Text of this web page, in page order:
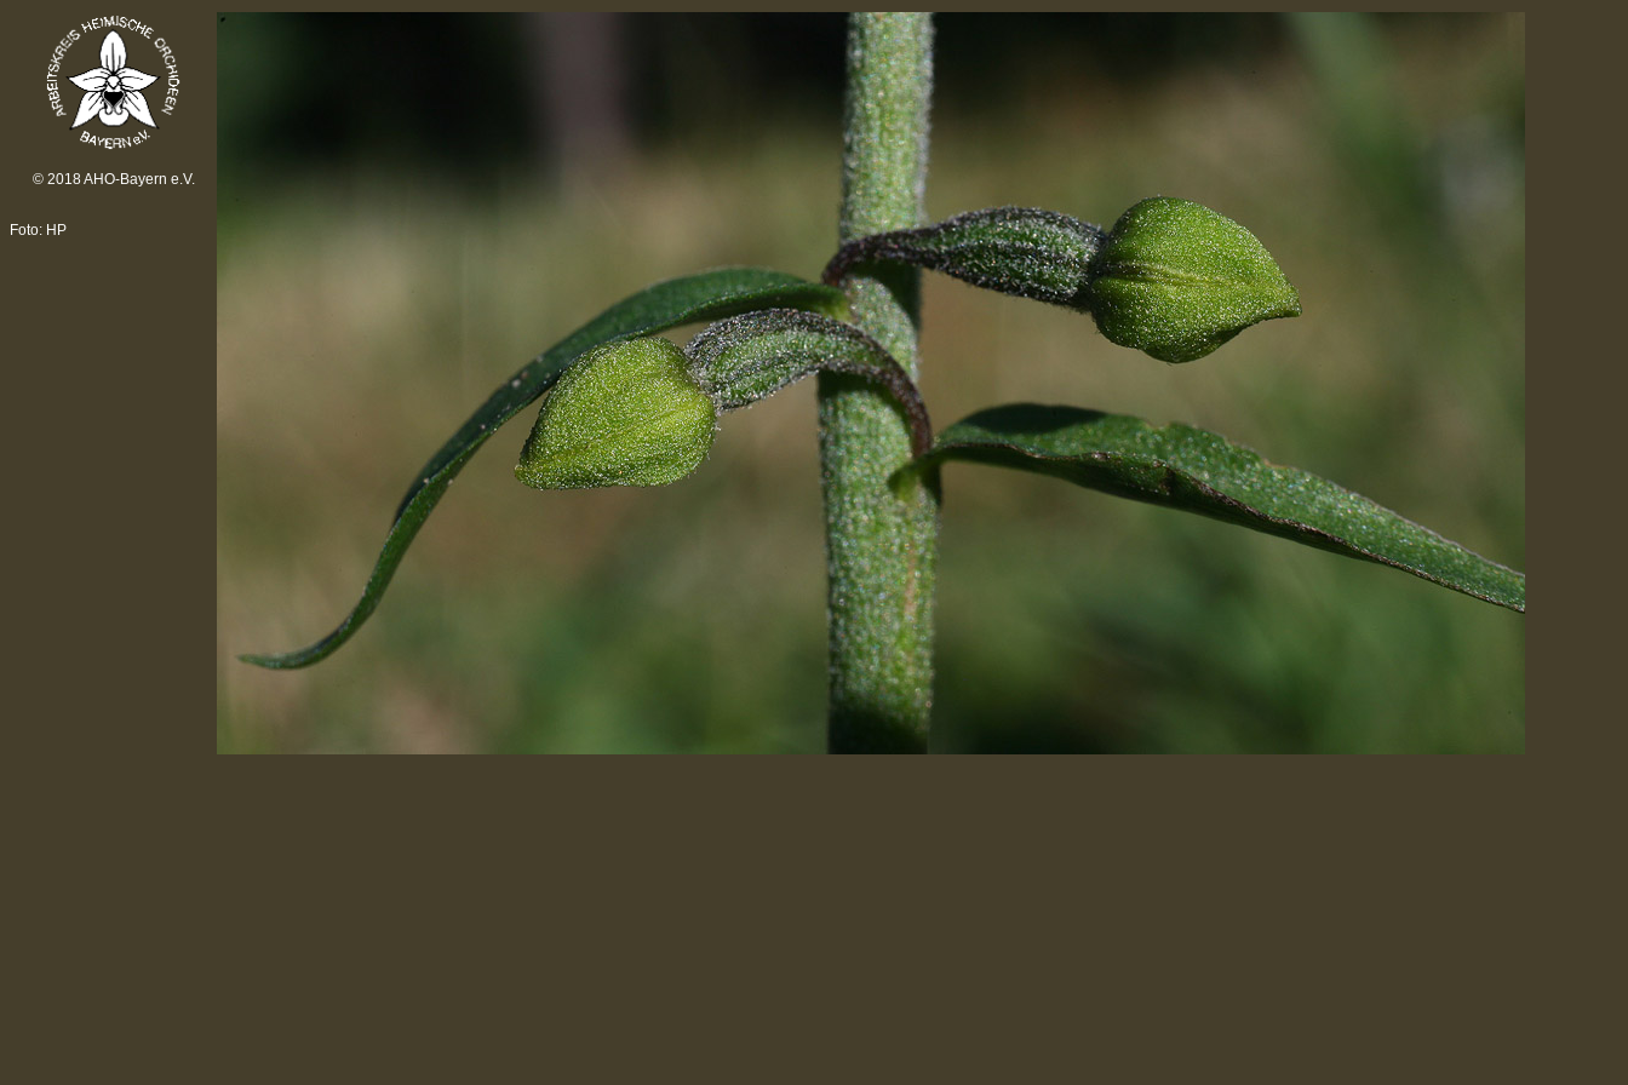
© 2018 AHO-Bayern e.V.
Foto: HP